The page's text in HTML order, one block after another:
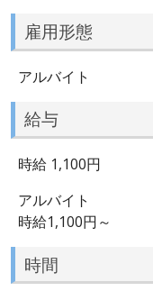
雇用形態
アルバイト
給与
時給 1,100円
アルバイト
時給1,100円～
時間